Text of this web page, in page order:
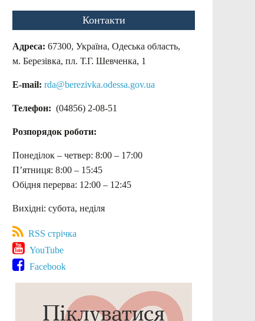
Контакти
Адреса: 67300, Україна, Одеська область,
м. Березівка, пл. Т.Г. Шевченка, 1
E-mail: rda@berezivka.odessa.gov.ua
Телефон: (04856) 2-08-51
Розпорядок роботи:
Понеділок – четвер: 8:00 – 17:00
П’ятниця: 8:00 – 15:45
Обідня перерва: 12:00 – 12:45
Вихідні: субота, неділя
RSS стрічка
YouTube
Facebook